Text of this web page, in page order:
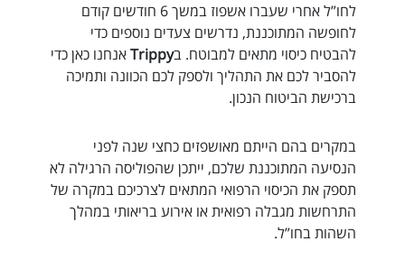
לחו”ל אחרי שעברו אשפוז במשך 6 חודשים קודם
לחופשה המתוכננת, נדרשים צעדים נוספים כדי
להבטיח כיסוי מתאים למבוטח. בTrippyאנחנו כאן כדי
להסביר לכם את התהליך ולספק לכם הכוונה ותמיכה
ברכישת הביטוח הנכון.
במקרים בהם הייתם מאושפזים כחצי שנה לפני
הנסיעה המתוכננת שלכם, ייתכן שהפוליסה הרגילה לא
תספק את הכיסוי הרפואי המתאים לצרכיכם במקרה של
התרחשות מגבלה רפואית או אירוע בריאותי במהלך
השהות בחו”ל.